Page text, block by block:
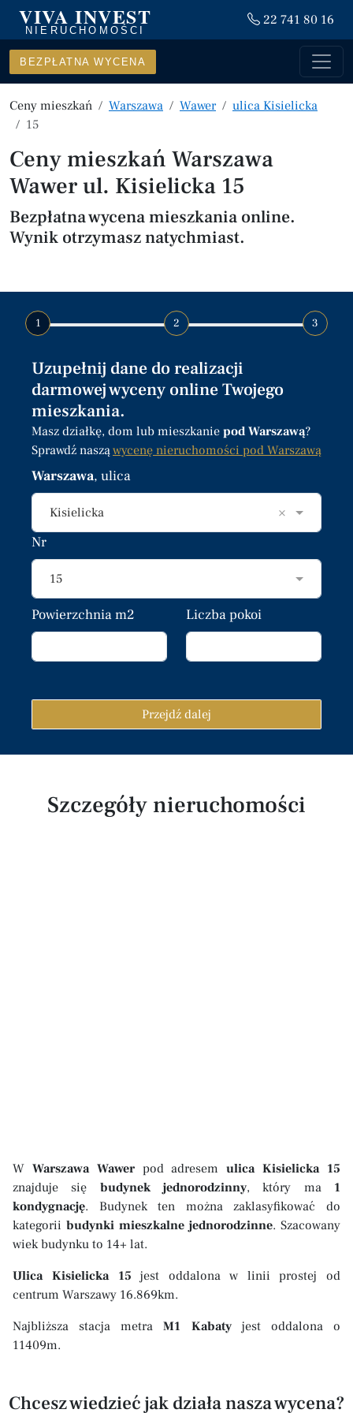
VIVA INVEST
NIERUCHOMOŚCI
22 741 80 16
BEZPŁATNA WYCENA
Ceny mieszkań Warszawa Wawer
ulica Kisielicka
15
Ceny mieszkań Warszawa
Wawer ul. Kisielicka 15
Bezpłatna wycena mieszkania online.
Wynik otrzymasz natychmiast.
1 2 3
Uzupełnij dane do realizacji
darmowej wyceny online Twojego
mieszkania.
Masz działkę, dom lub mieszkanie pod Warszawą?
Sprawdź nasząwycenę nieruchomości pod Warszawą
Warszawa, ulica
Kisielicka
×
Nr
15
Powierzchnia m2 Liczba pokoi
Przejdź dalej
Szczegóły nieruchomości
W Warszawa Wawerpod adresemulica Kisielicka 15
znajduje się budynek jednorodzinny, który ma 1
kondygnację. Budynek ten można zaklasyfikować do
kategorii budynki mieszkalne jednorodzinne. Szacowany
wiek budynku to 14+ lat.
Ulica Kisielicka 15 jest oddalona w linii prostej od
centrum Warszawy 16.869km.
Najbliższa stacja metraM1 Kabatyjest oddalona o
11409m.
Chcesz wiedzieć jak działa nasza wycena?